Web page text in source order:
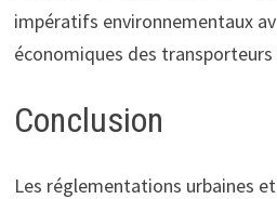
impératifs environnementaux
économiques des
Conclusion
Les réglementations urbaines